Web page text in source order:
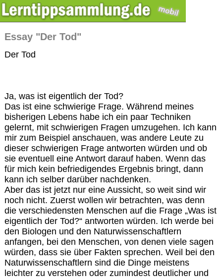
Essay "Der Tod"
Der Tod
Ja, was ist eigentlich der Tod?
Das ist eine schwierige Frage. Während meines
bisherigen Lebens habe ich ein paar Techniken
gelernt, mit schwierigen Fragen umzugehen. Ich kann
mir zum Beispiel anschauen, was andere Leute zu
dieser schwierigen Frage antworten würden und ob
sie eventuell eine Antwort darauf haben. Wenn das
für mich kein befriedigendes Ergebnis bringt, dann
kann ich selber darüber nachdenken.
Aber das ist jetzt nur eine Aussicht, so weit sind wir
noch nicht. Zuerst wollen wir betrachten, was denn
die verschiedensten Menschen auf die Frage „Was ist
eigentlich der Tod?“ antworten würden. Ich werde bei
den Biologen und den Naturwissenschaftlern
anfangen, bei den Menschen, von denen viele sagen
würden, dass sie über Fakten sprechen. Weil bei den
Naturwissenschaftlern sind die Dinge meistens
leichter zu verstehen oder zumindest deutlicher und